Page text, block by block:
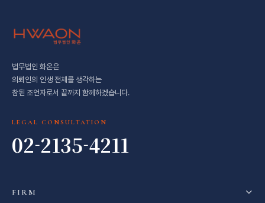
법무법인 화온은
의뢰인의 인생 전체를 생각하는
참된 조언자로서 끝까지 함께하겠습니다.
LEGAL CONSULTATION
02-2135-4211
FIRM